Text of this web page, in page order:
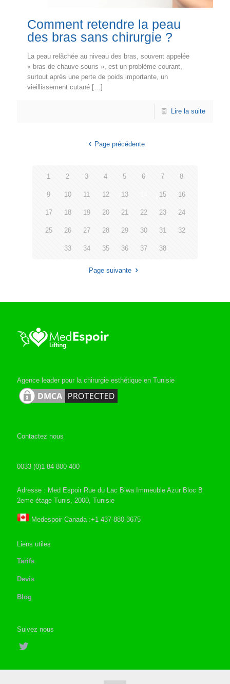
Comment retendre la peau
des bras sans chirurgie ?
La peau relâchée au niveau des bras, souvent appelée
« bras de chauve-souris », est un problème courant,
surtout après une perte de poids importante, un
vieillissement cutané […]
Lire la suite
Page précédente
1 2 3 4 5 6 7 8
9 10 11 12 13 15 16
17 18 19 20 21 22 23 24
25 26 27 28 29 30 31 32
33 34 35 36 37 38
Page suivante
Agence leader pour la chirurgie esthétique en Tunisie
Contactez nous
0033 (0)1 84 800 400
Adresse : Med Espoir Rue du Lac Biwa Immeuble Azur Bloc B
2eme étage Tunis, 2000, Tunisie
Medespoir Canada :+1 437-880-3675
Liens utiles
Tarifs
Devis
Blog
Suivez nous